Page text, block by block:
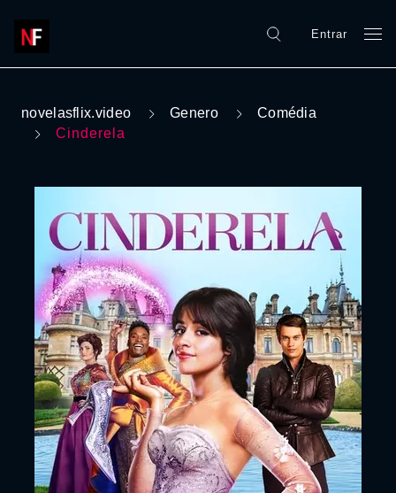
Entrar
novelasflix.video Genero
Comédia
Cinderela